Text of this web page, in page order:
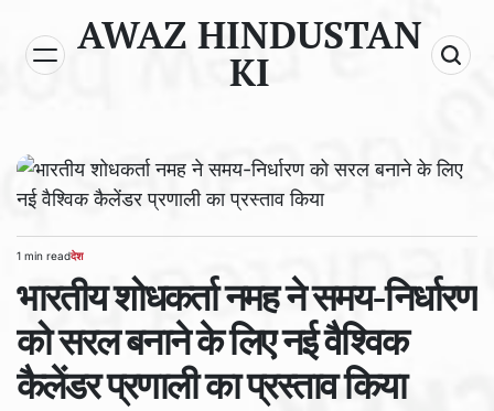
content
AWAZ HINDUSTAN
KI
Estimated
time
1 min readPOSTED
IN
देश
भारतीय शोधकर्ता नमह ने समय-निर्धारण
को सरल बनाने के लिए नई वैश्विक
कैलेंडर प्रणाली का प्रस्ताव किया